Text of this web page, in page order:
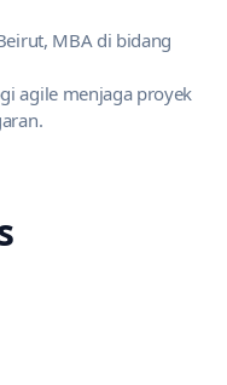
MBA di bidang
agile menjaga proyek